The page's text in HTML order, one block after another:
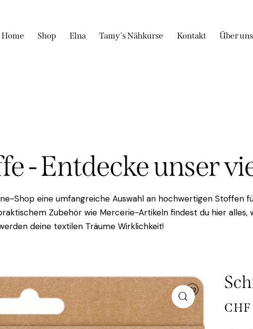
Home Shop Elna Tamy`s Nähkurse Kontakt Über uns
- Entdecke unser
Shop eine umfangreiche Auswahl an hochwertigen Stoffen
Zubehör wie Mercerie-Artikeln findest du hier alles,
deine textilen Träume Wirklichkeit!
CHF